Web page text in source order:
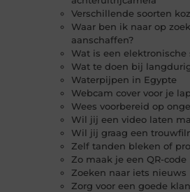
Verschillende soorten
Waar ben ik naar op
aanschaffen?
Wat is een elektronische
Wat te doen bij
Waterpijpen in Egypte
Webcam cover voor je
Wees voorbereid op
Wil jij een video laten
Wil jij graag een
Zelf tanden bleken of
Zo maak je een QR-code
Zoeken naar iets nieuws
Zorg voor een goede